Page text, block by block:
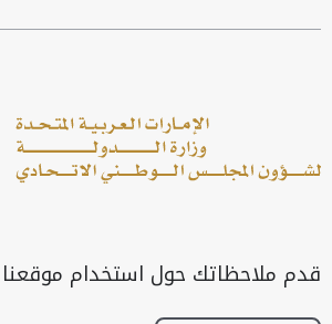
قدم ملاحظاتك حول استخدام موقعنا